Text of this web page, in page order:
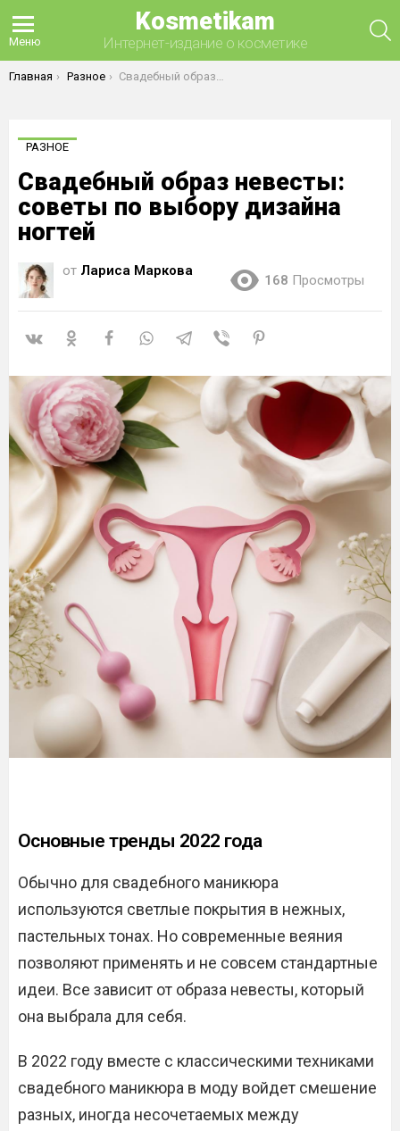
Меню
Kosmetikam
Интернет-издание о косметике
Вы здесь:
Главная Разное Свадебный образ невесты: советы по выбору дизайна ногтей
РАЗНОЕ
Свадебный образ невесты:
советы по выбору дизайна
ногтей
от Лариса Маркова
168 Просмотры
Основные тренды 2022 года
Обычно для свадебного маникюра
используются светлые покрытия в нежных,
пастельных тонах. Но современные веяния
позволяют применять и не совсем стандартные
идеи. Все зависит от образа невесты, который
она выбрала для себя.
В 2022 году вместе с классическими техниками
свадебного маникюра в моду войдет смешение
разных, иногда несочетаемых между